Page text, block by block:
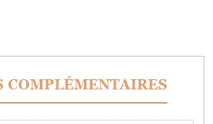
COMPLÉMENTAIRES